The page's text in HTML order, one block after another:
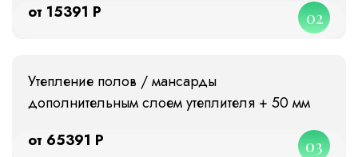
от 15391 Р
02
Утепление полов / мансарды
дополнительным слоем утеплителя + 50 мм
от 65391 Р
03